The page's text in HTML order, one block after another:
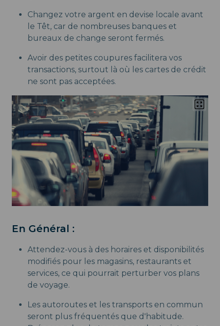
Changez votre argent en devise locale avant
le Têt, car de nombreuses banques et
bureaux de change seront fermés.
Avoir des petites coupures facilitera vos
transactions, surtout là où les cartes de crédit
ne sont pas acceptées.
En Général :
Attendez-vous à des horaires et disponibilités
modifiés pour les magasins, restaurants et
services, ce qui pourrait perturber vos plans
de voyage.
Les autoroutes et les transports en commun
seront plus fréquentés que d'habitude.